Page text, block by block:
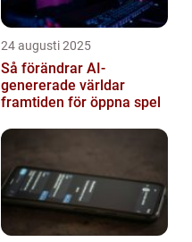
24 augusti 2025
Så förändrar AI-
genererade världar
framtiden för öppna spel